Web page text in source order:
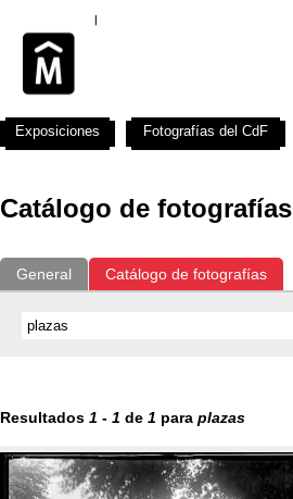
Catálogo de fotografías
General Catálogo de fotografías
Resultados 1 - 1 de 1 para plazas
Exposiciones Fotografías del CdF